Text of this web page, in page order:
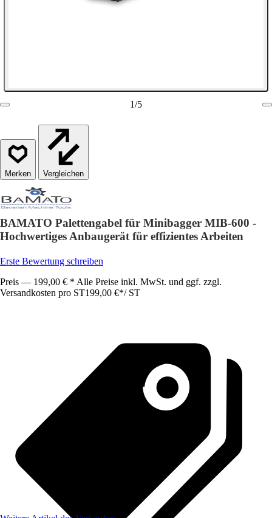
1/5
Vergleichen
BAMATO Palettengabel für Minibagger MIB-600 -
Hochwertiges Anbaugerät für effizientes Arbeiten
Erste Bewertung schreiben
Preis — 199,00 € * Alle Preise inkl. MwSt. und ggf. zzgl.
Versandkosten pro ST199,00 €*/ ST